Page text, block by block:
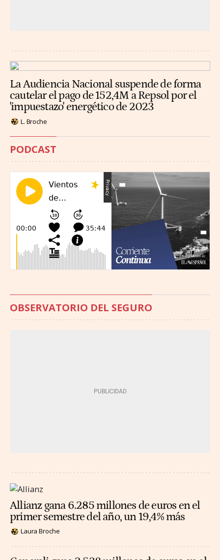
La Audiencia Nacional suspende de forma
cautelar el pago de 152,4M a Repsol por el
'impuestazo' energético de 2023
L. Broche
PODCAST
OBSERVATORIO DEL SEGURO
Allianz gana 6.285 millones de euros en el
primer semestre del año, un 19,4% más
Laura Broche